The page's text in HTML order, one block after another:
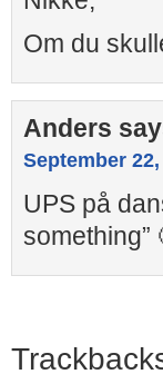
Om du
Anders
September
UPS på
something”